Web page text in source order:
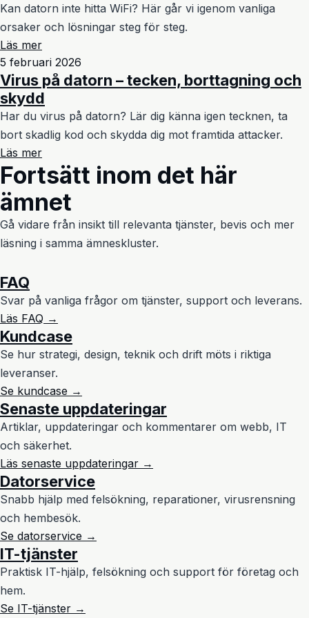
Kan datorn inte hitta WiFi? Här går vi igenom vanliga
orsaker och lösningar steg för steg.
Läs mer
5 februari 2026
Virus på datorn – tecken, borttagning och
skydd
Har du virus på datorn? Lär dig känna igen tecknen, ta
bort skadlig kod och skydda dig mot framtida attacker.
Läs mer
Fortsätt inom det här
ämnet
Gå vidare från insikt till relevanta tjänster, bevis och mer
läsning i samma ämneskluster.
FAQ
Svar på vanliga frågor om tjänster, support och leverans.
Läs FAQ →
Kundcase
Se hur strategi, design, teknik och drift möts i riktiga
leveranser.
Se kundcase →
Senaste uppdateringar
Artiklar, uppdateringar och kommentarer om webb, IT
och säkerhet.
Läs senaste uppdateringar →
Datorservice
Snabb hjälp med felsökning, reparationer, virusrensning
och hembesök.
Se datorservice →
IT-tjänster
Praktisk IT-hjälp, felsökning och support för företag och
hem.
Se IT-tjänster →